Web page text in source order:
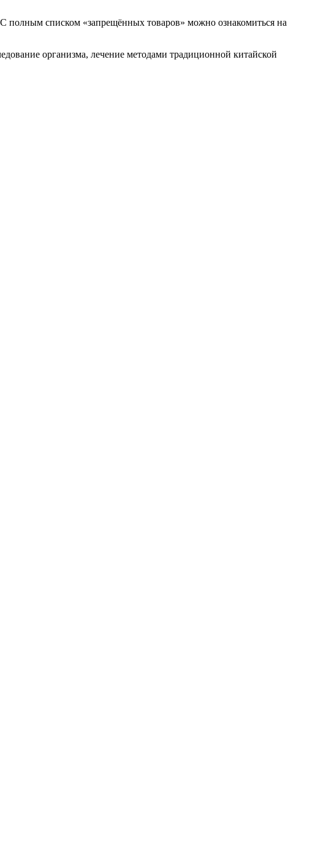
полным списком «запрещённых товаров» можно ознакомиться на
организма, лечение методами традиционной китайской